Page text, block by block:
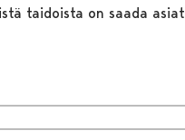
taidoista on saada asiat